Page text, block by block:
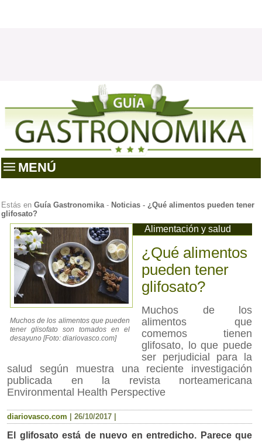
MENÚ
Estás enGuía Gastronomika- Noticias -¿Qué alimentos pueden tener
glifosato?
Muchos de los alimentos que pueden
tener glisofato son tomados en el
desayuno [Foto: diariovasco.com]
Alimentación y salud
¿Qué alimentos
pueden tener
glifosato?
Muchos de los
alimentos que
comemos tienen
glifosato, lo que puede
ser perjudicial para la
salud según muestra una reciente investigación
publicada en la revista norteamericana
Environmental Health Perspective
diariovasco.com |26/10/2017
El glifosato está de nuevo en entredicho. Parece que